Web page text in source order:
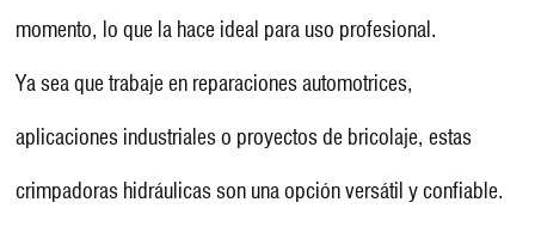
momento, lo que la hace ideal para uso profesional.
Ya sea que trabaje en reparaciones automotrices,
aplicaciones industriales o proyectos de bricolaje, estas
crimpadoras hidráulicas son una opción versátil y confiable.